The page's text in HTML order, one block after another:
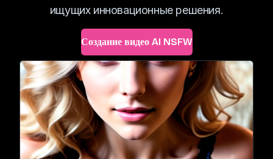
ищущих инновационные решения.
Создание видео AI NSFW